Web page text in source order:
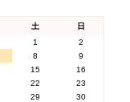
土
日
1
2
8
9
15
16
22
23
29
30